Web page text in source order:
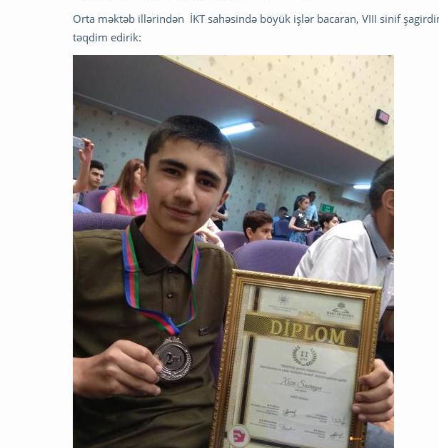
Orta məktəb illərindən İKT sahəsində böyük işlər bacaran, VIII sinif
təqdim edirik: